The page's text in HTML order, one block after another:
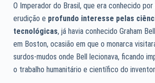
O Imperador do Brasil, que era conhecido por
erudição e profundo interesse pelas
tecnológicas, já havia conhecido Graham
em Boston, ocasião em que o monarca
surdos-mudos onde Bell lecionava, ficando
o trabalho humanitário e científico do